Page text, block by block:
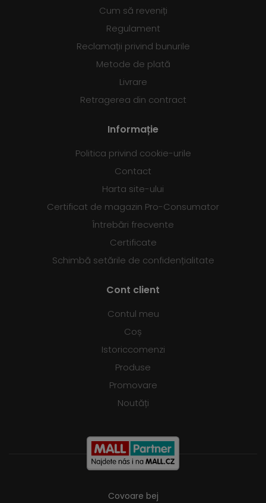
Cum să reveniți
Regulament
Reclamații privind bunurile
Metode de plată
Livrare
Retragerea din contract
Informație
Politica privind cookie-urile
Contact
Harta site-ului
Certificat de magazin Pro-Consumator
Întrebări frecvente
Certificate
Schimbă setările de confidențialitate
Cont client
Contul meu
Coș
Istoriccomenzi
Produse
Promovare
Noutăți
Covoare bej